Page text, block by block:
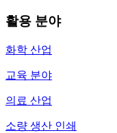
활용 분야
화학 산업
교육 분야
의료 산업
소량 생산 인쇄